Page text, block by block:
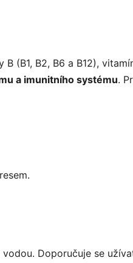
(B1, B2, B6 a B12),
a imunitního systému.
Doporučuje se